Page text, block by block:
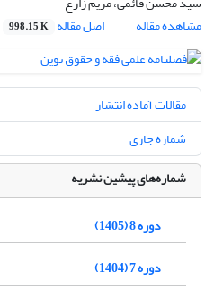
مشاهده مقاله
اصل مقاله 998.15 K
مقالات آماده انتشار
شماره جاری
شماره‌های پیشین نشریه
دوره 8 (1405)
دوره 7 (1404)